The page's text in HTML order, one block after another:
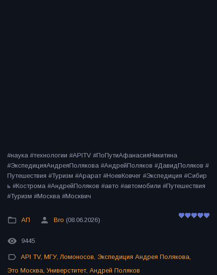
#наука #технологии #APITV #ПоПутиАфанасияНикитина
#ЭкспедицияАндреяПолякова #АндрейПоляков #ДавидПоляков #
Путешествия #Туризм #Арарат #НоевКовчег #Экспедиция #Сибир
ь #Кострома #АндрейПоляков #авто #автомобили #Путешествия
#Туризм #Москва #Москвич
АП Bro (08.06.2026)
9445
API TV, МГУ,Ломоносов, Экспедиция Андрея Полякова,
Это Москва, Универститет, Андрей Поляков